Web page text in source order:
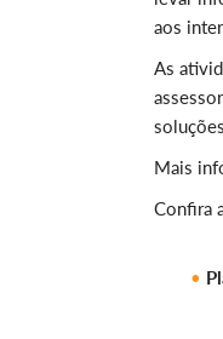
aos
As
Mais
Confira